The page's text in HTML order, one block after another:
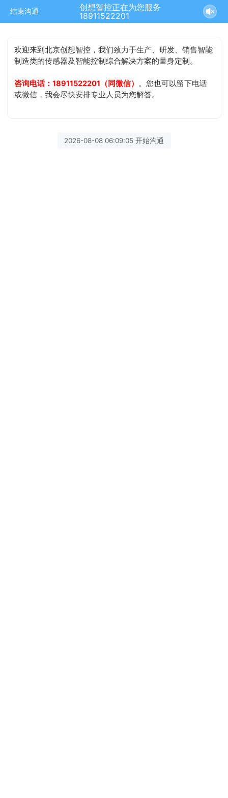
结束沟通
创想智控正在为您服务
18911522201
欢迎来到北京创想智控，我们致力于生产、研发、销售智能
制造类的传感器及智能控制综合解决方案的量身定制。
咨询电话：18911522201（同微信） 。您也可以留下电话
或微信，我会尽快安排专业人员为您解答。
2026-08-08 06:09:05 开始沟通